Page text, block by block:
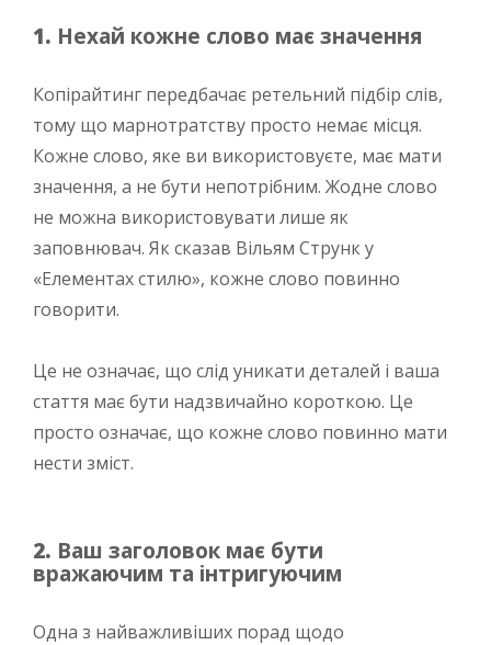
1. Нехай кожне слово має значення
Копірайтинг передбачає ретельний підбір слів,
тому що марнотратству просто немає місця.
Кожне слово, яке ви використовуєте, має мати
значення, а не бути непотрібним. Жодне слово
не можна використовувати лише як
заповнювач. Як сказав Вільям Струнк у
«Елементах стилю», кожне слово повинно
говорити.
Це не означає, що слід уникати деталей і ваша
стаття має бути надзвичайно короткою. Це
просто означає, що кожне слово повинно мати
нести зміст.
2. Ваш заголовок має бути
вражаючим та інтригуючим
Одна з найважливіших порад щодо